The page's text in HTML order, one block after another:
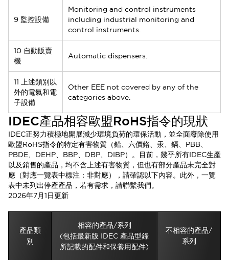
9 監控設備
Monitoring and control instruments
including industrial monitoring and
control instruments.
10 自動販賣
機
Automatic dispensers.
11 上述類別以
外的電氣和電
子設備
Other EEE not covered by any of the
categories above.
IDEC產品相容歐盟RoHS指令的現狀
IDEC正努力積極地開展減少環境負荷的環保活動，並全面廢除使用
歐盟RoHS指令的特定有害物質（鉛、六價鉻、汞、鎘、PBB、
PBDE、DEHP、BBP、DBP、DIBP）。目前，幾乎所有IDEC生產
以及銷售的產品，均不含上述有害物質，但也有部分產品未完全對
應（對應一覽表中標注：非對應），請確認以下內容。此外，一覽
表中未列出停產產品，若有需求，請聯繫我們。
2026年7月1日更新
產品類
別
相容的產品/系列
(包括最新版 IDEC 產品型錄
所記載的配件和保養用配件)
不相容的產品/
系列